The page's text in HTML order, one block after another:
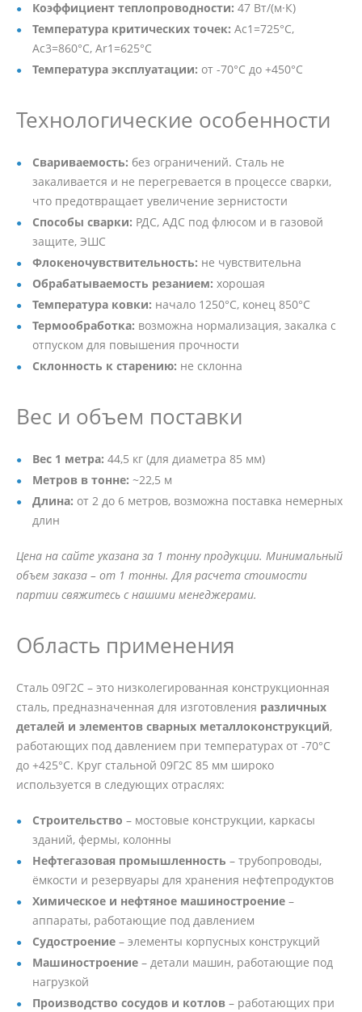
Коэффициент теплопроводности: 47 Вт/(м·К)
Температура критических точек: Ac1=725°C,
Ac3=860°C, Ar1=625°C
Температура эксплуатации: от -70°C до +450°C
Технологические особенности
Свариваемость: без ограничений. Сталь не
закаливается и не перегревается в процессе сварки,
что предотвращает увеличение зернистости
Способы сварки: РДС, АДС под флюсом и в газовой
защите, ЭШС
Флокеночувствительность: не чувствительна
Обрабатываемость резанием: хорошая
Температура ковки: начало 1250°C, конец 850°C
Термообработка: возможна нормализация, закалка с
отпуском для повышения прочности
Склонность к старению: не склонна
Вес и объем поставки
Вес 1 метра: 44,5 кг (для диаметра 85 мм)
Метров в тонне: ~22,5 м
Длина: от 2 до 6 метров, возможна поставка немерных
длин
Цена на сайте указана за 1 тонну продукции. Минимальный
объем заказа – от 1 тонны. Для расчета стоимости
партии свяжитесь с нашими менеджерами.
Область применения
Сталь 09Г2С – это низколегированная конструкционная
сталь, предназначенная для изготовления различных
деталей и элементов сварных металлоконструкций,
работающих под давлением при температурах от -70°C
до +425°C. Круг стальной 09Г2С 85 мм широко
используется в следующих отраслях:
Строительство – мостовые конструкции, каркасы
зданий, фермы, колонны
Нефтегазовая промышленность – трубопроводы,
ёмкости и резервуары для хранения нефтепродуктов
Химическое и нефтяное машиностроение –
аппараты, работающие под давлением
Судостроение – элементы корпусных конструкций
Машиностроение – детали машин, работающие под
нагрузкой
Производство сосудов и котлов – работающих при